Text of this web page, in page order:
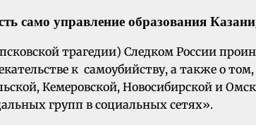
само управление образования
трагедии) Следком России
к самоубийству, а также о
Кемеровской, Новосибирской и
групп в социальных сетях».